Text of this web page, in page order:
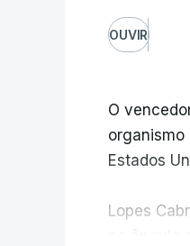
OUVIR
O
organismo
Estados
Lopes